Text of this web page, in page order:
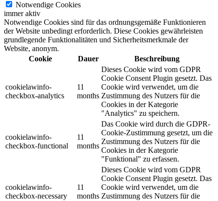
Notwendige Cookies
immer aktiv
Notwendige Cookies sind für das ordnungsgemäße Funktionieren
der Website unbedingt erforderlich. Diese Cookies gewährleisten
grundlegende Funktionalitäten und Sicherheitsmerkmale der
Website, anonym.
Cookie
Dauer Beschreibung
cookielawinfo-
checkbox-analytics
11
months
Dieses Cookie wird vom GDPR
Cookie Consent Plugin gesetzt. Das
Cookie wird verwendet, um die
Zustimmung des Nutzers für die
Cookies in der Kategorie
"Analytics" zu speichern.
cookielawinfo-
checkbox-functional
11
months
Das Cookie wird durch die GDPR-
Cookie-Zustimmung gesetzt, um die
Zustimmung des Nutzers für die
Cookies in der Kategorie
"Funktional" zu erfassen.
cookielawinfo-
checkbox-necessary
11
months
Dieses Cookie wird vom GDPR
Cookie Consent Plugin gesetzt. Das
Cookie wird verwendet, um die
Zustimmung des Nutzers für die